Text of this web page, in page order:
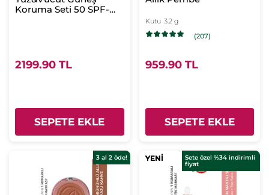
Koruma Seti 50 SPF-
2199.90 TL
SEPETE EKLE
Kutu 3.2 g
(207)
959.90 TL
SEPETE EKLE
3 al 2 öde! YENİ
YENİ
Sete özel %34 indirimli
fiyat